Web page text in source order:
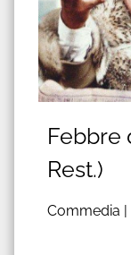
Febbre
Rest.)
Commedia |